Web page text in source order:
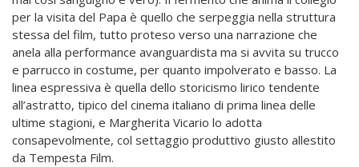
per la visita del Papa è quello che serpeggia nella struttura
stessa del film, tutto proteso verso una narrazione che
anela alla performance avanguardista ma si avvita su trucco
e parrucco in costume, per quanto impolverato e basso. La
linea espressiva è quella dello storicismo lirico tendente
all’astratto, tipico del cinema italiano di prima linea delle
ultime stagioni, e Margherita Vicario lo adotta
consapevolmente, col settaggio produttivo giusto allestito
da Tempesta Film.